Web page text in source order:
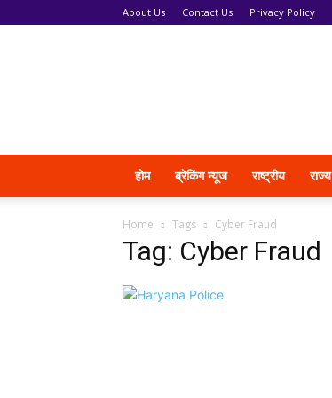
About Us Contact Us Privacy Policy
होम ब्रेकिंग न्यूज राष्ट्रीय राज्य
Home Tags Cyber Fraud
Tag: Cyber Fraud